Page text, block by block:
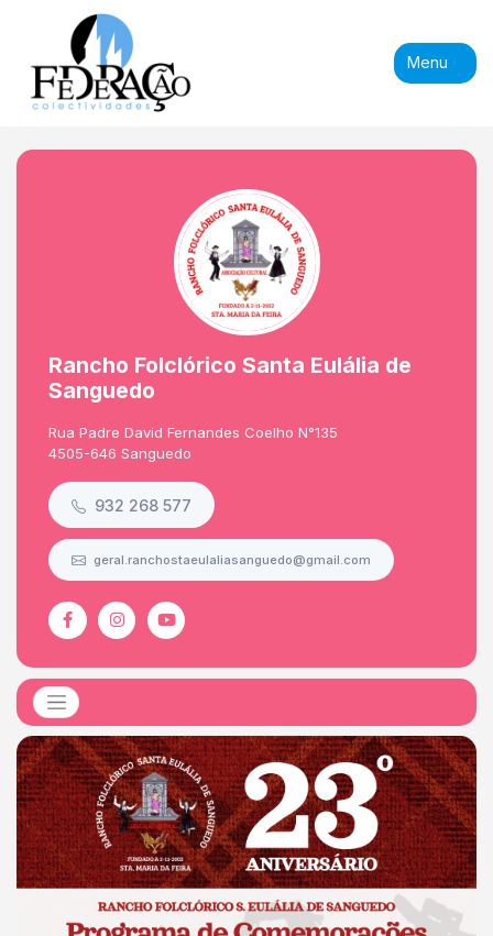
Menu
Rancho Folclórico Santa Eulália de
Sanguedo
Rua Padre David Fernandes Coelho N°135
4505-646 Sanguedo
932 268 577
geral.ranchostaeulaliasanguedo@gmail.com